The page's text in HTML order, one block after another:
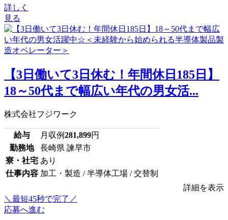
詳しく
見る
【3日働いて3日休む！年間休日185日】
18～50代まで幅広い年代の男女活...
株式会社フジワーク
給与 月収例281,899円
勤務地
長崎県 諫早市
寮・社宅 あり
仕事内容 加工・製造 / 半導体工場 / 交替制
詳細を表示
＼最短45秒で完了／
応募へ進む